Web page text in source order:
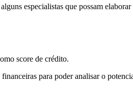
especialistas que possam
score de crédito.
para poder analisar o